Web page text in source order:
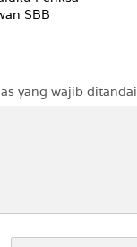
SBB
yang wajib ditandai